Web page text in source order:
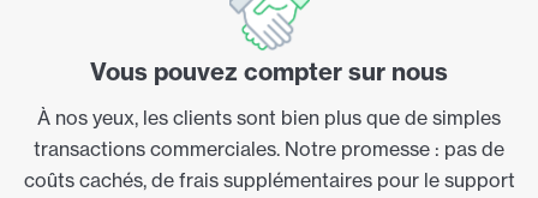
Vous pouvez compter sur nous
À nos yeux, les clients sont bien plus que de simples
transactions commerciales. Notre promesse : pas de
coûts cachés, de frais supplémentaires pour le support